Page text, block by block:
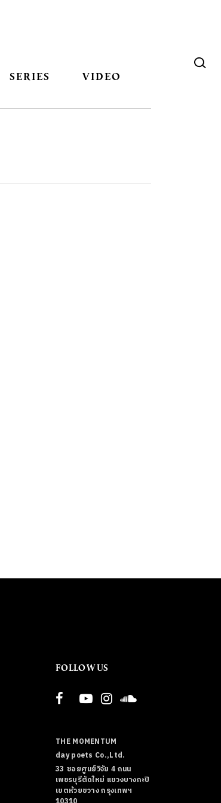
SERIES VIDEO
FOLLOW US
THE MOMENTUM
day poets Co.,Ltd.
33 ซอยศูนย์วิจัย 4 ถนน
เพชรบุรีตัดใหม่ แขวงบางกะปิ
เขตห้วยขวาง กรุงเทพฯ